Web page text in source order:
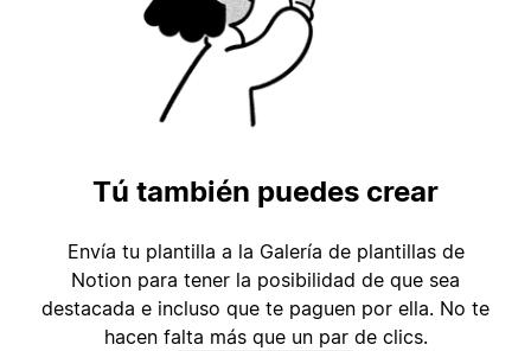
Tú también puedes crear
Envía tu plantilla a la Galería de plantillas de
Notion para tener la posibilidad de que sea
destacada e incluso que te paguen por ella. No te
hacen falta más que un par de clics.